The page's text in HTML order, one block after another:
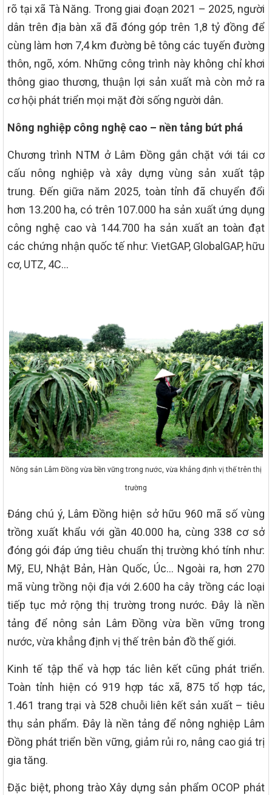
rõ tại xã Tà Năng. Trong giai đoạn 2021 – 2025, người
dân trên địa bàn xã đã đóng góp trên 1,8 tỷ đồng để
cùng làm hơn 7,4 km đường bê tông các tuyến đường
thôn, ngõ, xóm. Những công trình này không chỉ khơi
thông giao thương, thuận lợi sản xuất mà còn mở ra
cơ hội phát triển mọi mặt đời sống người dân.
Nông nghiệp công nghệ cao – nền tảng bứt phá
Chương trình NTM ở Lâm Đồng gắn chặt với tái cơ
cấu nông nghiệp và xây dựng vùng sản xuất tập
trung. Đến giữa năm 2025, toàn tỉnh đã chuyển đổi
hơn 13.200 ha, có trên 107.000 ha sản xuất ứng dụng
công nghệ cao và 144.700 ha sản xuất an toàn đạt
các chứng nhận quốc tế như: VietGAP, GlobalGAP, hữu
cơ, UTZ, 4C…
Nông sản Lâm Đồng vừa bền vững trong nước, vừa khẳng định vị thế trên thị
trường
Đáng chú ý, Lâm Đồng hiện sở hữu 960 mã số vùng
trồng xuất khẩu với gần 40.000 ha, cùng 338 cơ sở
đóng gói đáp ứng tiêu chuẩn thị trường khó tính như:
Mỹ, EU, Nhật Bản, Hàn Quốc, Úc… Ngoài ra, hơn 270
mã vùng trồng nội địa với 2.600 ha cây trồng các loại
tiếp tục mở rộng thị trường trong nước. Đây là nền
tảng để nông sản Lâm Đồng vừa bền vững trong
nước, vừa khẳng định vị thế trên bản đồ thế giới.
Kinh tế tập thể và hợp tác liên kết cũng phát triển.
Toàn tỉnh hiện có 919 hợp tác xã, 875 tổ hợp tác,
1.461 trang trại và 528 chuỗi liên kết sản xuất – tiêu
thụ sản phẩm. Đây là nền tảng để nông nghiệp Lâm
Đồng phát triển bền vững, giảm rủi ro, nâng cao giá trị
gia tăng.
Đặc biệt, phong trào Xây dựng sản phẩm OCOP phát